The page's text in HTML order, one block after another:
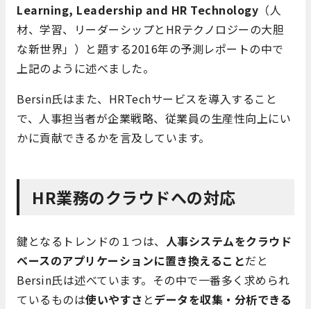
Learning, Leadership and HR Technology （人
材、学習、リーダーシップとHRテクノロジーの大胆
な新世界」）と題する2016年の予測レポートの中で
上記のように述べました。
Bersin氏はまた、HRTechサービスを導入すること
で、人事担当者が企業戦略、従業員の生産性向上にい
かに貢献できるかを言及しています。
HR業務のクラウドへの対応
鍵となるトレンドの１つは、 人事システムをクラウド
ベースのアプリケーションに置き換えることだと
Bersin氏は述べています。その中で一番多く求められ
ているものは使いやすさ とデータを収集・分析できる